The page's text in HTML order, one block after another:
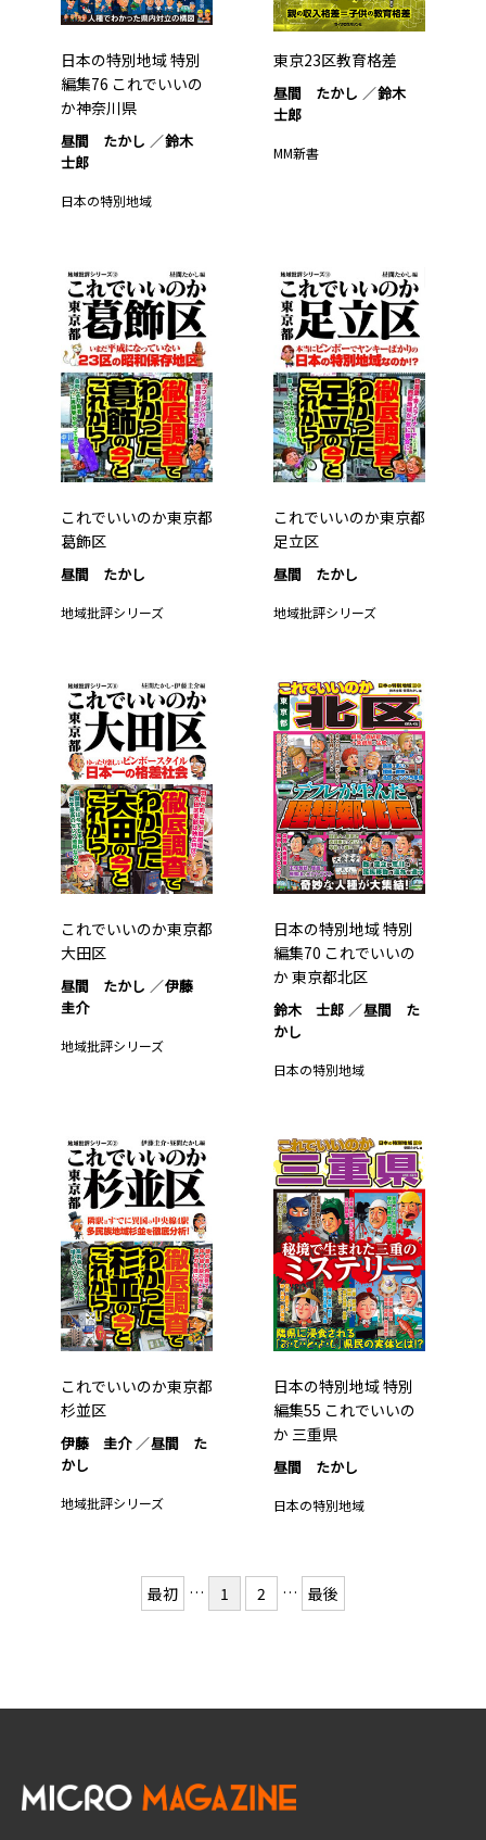
日本の特別地域 特別
編集76 これでいいの
か神奈川県
昼間 たかし
鈴木
士郎
日本の特別地域
東京23区教育格差
昼間 たかし
鈴木
士郎
MM新書
これでいいのか東京都
葛飾区
昼間 たかし
地域批評シリーズ
これでいいのか東京都
足立区
昼間 たかし
地域批評シリーズ
これでいいのか東京都
大田区
昼間 たかし
伊藤
圭介
地域批評シリーズ
日本の特別地域 特別
編集70 これでいいの
か 東京都北区
鈴木 士郎
昼間 た
かし
日本の特別地域
これでいいのか東京都
杉並区
伊藤 圭介
昼間 た
かし
地域批評シリーズ
日本の特別地域 特別
編集55 これでいいの
か 三重県
昼間 たかし
日本の特別地域
最初 … 1 2 … 最後